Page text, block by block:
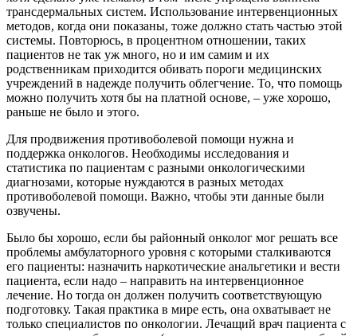
трансдермальных систем. Использование интервенционных
методов, когда они показаны, тоже должно стать частью этой
системы. Повторюсь, в процентном отношении, таких
пациентов не так уж много, но и им самим и их
родственникам приходится обивать пороги медицинских
учреждений в надежде получить облегчение. То, что помощь
можно получить хотя бы на платной основе, – уже хорошо,
раньше не было и этого.
Для продвижения противоболевой помощи нужна и
поддержка онкологов. Необходимы исследования и
статистика по пациентам с разными онкологическими
диагнозами, которые нуждаются в разных методах
противоболевой помощи. Важно, чтобы эти данные были
озвучены.
Было бы хорошо, если бы районный онколог мог решать все
проблемы амбулаторного уровня с которыми сталкиваются
его пациенты: назначить наркотические анальгетики и вести
пациента, если надо – направить на интервенционное
лечение. Но тогда он должен получить соответствующую
подготовку. Такая практика в мире есть, она охватывает не
только специалистов по онкологии. Лечащий врач пациента с